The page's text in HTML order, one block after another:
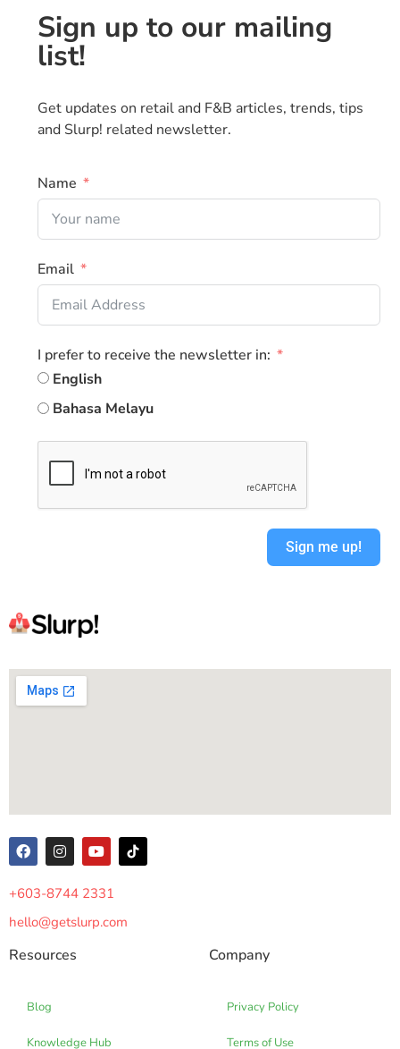
Sign up to our mailing
list!
Get updates on retail and F&B articles, trends, tips
and Slurp! related newsletter.
Name
Email
I prefer to receive the newsletter in:
English
Bahasa Melayu
Sign me up!
+603-8744 2331
hello@getslurp.com
Resources
Blog
Knowledge Hub
Company
Privacy Policy
Terms of Use